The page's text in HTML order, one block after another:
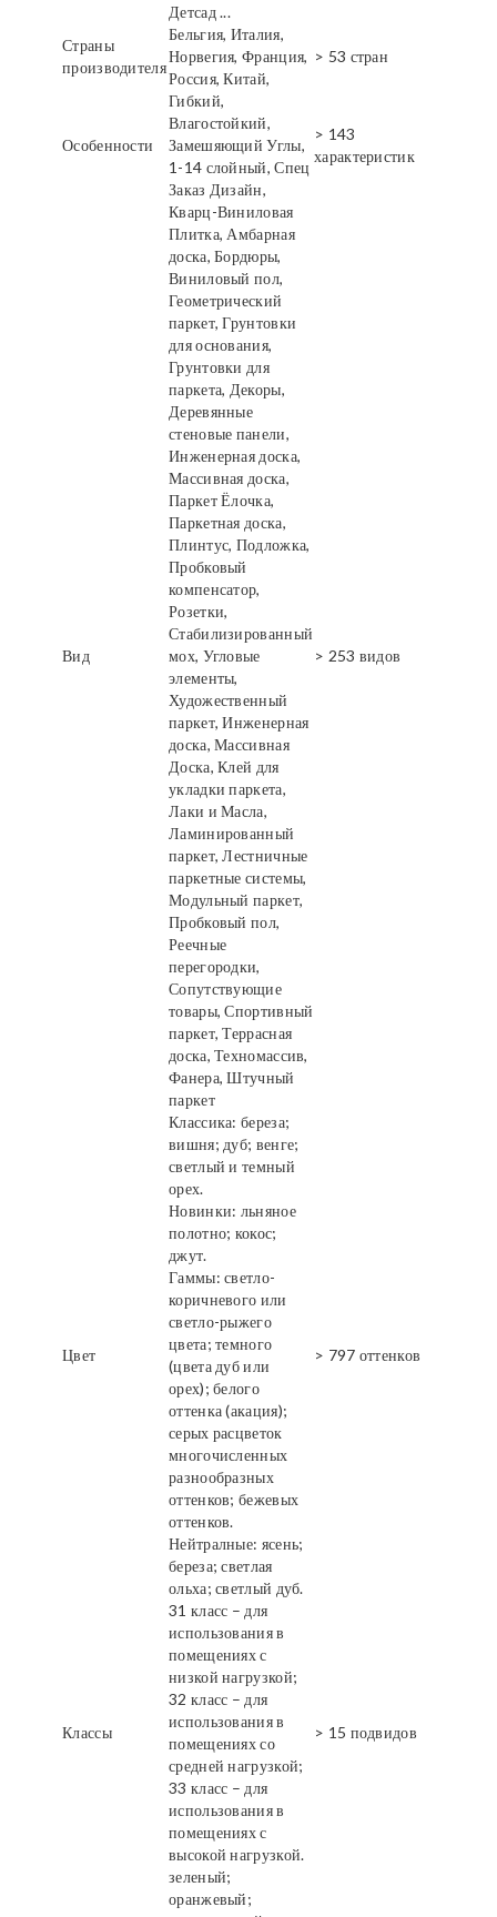
Детсад ...
Страны
производителя
Бельгия, Италия,
Норвегия, Франция,
Россия, Китай,
> 53 стран
Особенности
Гибкий,
Влагостойкий,
Замешяющий Углы,
1-14 слойный, Спец
Заказ Дизайн,
> 143
характеристик
Вид
Кварц-Виниловая
Плитка, Амбарная
доска, Бордюры,
Виниловый пол,
Геометрический
паркет, Грунтовки
для основания,
Грунтовки для
паркета, Декоры,
Деревянные
стеновые панели,
Инженерная доска,
Массивная доска,
Паркет Ёлочка,
Паркетная доска,
Плинтус, Подложка,
Пробковый
компенсатор,
Розетки,
Стабилизированный
мох, Угловые
элементы,
Художественный
паркет, Инженерная
доска, Массивная
Доска, Клей для
укладки паркета,
Лаки и Масла,
Ламинированный
паркет, Лестничные
паркетные системы,
Модульный паркет,
Пробковый пол,
Реечные
перегородки,
Сопутствующие
товары, Спортивный
паркет, Террасная
доска, Техномассив,
Фанера, Штучный
паркет
> 253 видов
Цвет
Классика: береза;
вишня; дуб; венге;
светлый и темный
орех.
Новинки: льняное
полотно; кокос;
джут.
Гаммы: светло-
коричневого или
светло-рыжего
цвета; темного
(цвета дуб или
орех); белого
оттенка (акация);
серых расцветок
многочисленных
разнообразных
оттенков; бежевых
оттенков.
Нейтралные: ясень;
береза; светлая
ольха; светлый дуб.
> 797 оттенков
Классы
31 класс – для
использования в
помещениях с
низкой нагрузкой;
32 класс – для
использования в
помещениях со
средней нагрузкой;
33 класс – для
использования в
помещениях с
высокой нагрузкой.
> 15 подвидов
зеленый;
оранжевый;